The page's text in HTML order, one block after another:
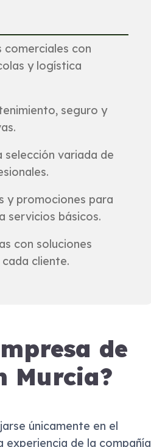
comerciales con
y logística
seguro y
selección variada de
y promociones para
servicios básicos.
con soluciones
cliente.
de
Murcia?
únicamente en el
experiencia de la compañía